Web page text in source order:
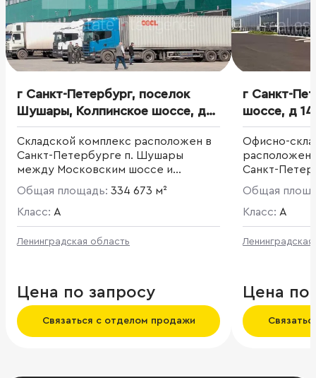
г Санкт-Петербург, поселок
Шушары, Колпинское шоссе, д
135 соор 1
Складской комплекс расположен в
Санкт-Петербурге п. Шушары
между Московским шоссе и
Софийской улице по Колпинскому
шоссе.
Общая площадь: 334 673 м²
Класс: A
Ленинградская область
Цена по запросу
Связаться с отделом продажи
г Санкт-
шоссе, д
Офисно-
Санкт-
район,
Общая
Класс: A
Цена по